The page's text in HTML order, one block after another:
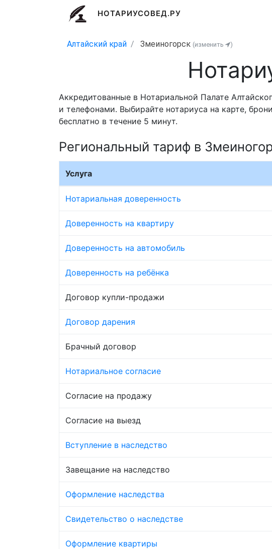
НОТАРИУСОВЕД.РУ
Алтайский край Змеиногорск (изменить )
Аккредитованные в Нотариальной Палате
и телефонами. Выбирайте нотариуса на карте,
бесплатно в течение 5 минут.
Региональный тариф в
Услуга
Нотариальная доверенность
Доверенность на квартиру
Доверенность на автомобиль
Доверенность на ребёнка
Договор купли-продажи
Договор дарения
Брачный договор
Нотариальное согласие
Согласие на продажу
Согласие на выезд
Вступление в наследство
Завещание на наследство
Оформление наследства
Свидетельство о наследстве
Оформление квартиры